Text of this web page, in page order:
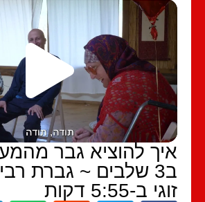
איך להוציא גבר
ב3 שלבים ~ גברת
זוגי ב-5:55 דקות